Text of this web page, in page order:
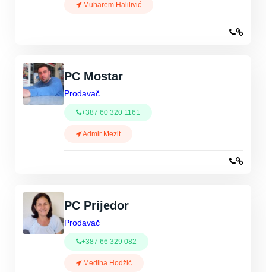
Muharem Halilivić
PC Mostar
Prodavač
+387 60 320 1161
Admir Mezit
PC Prijedor
Prodavač
+387 66 329 082
Mediha Hodžić